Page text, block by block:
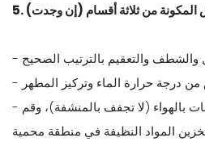
المكونة من ثلاثة أقسام (إن وجدت)
- قم بتجفيف جميع المنتجات بالهواء (لا تجفف بالمنشفة)، وقم